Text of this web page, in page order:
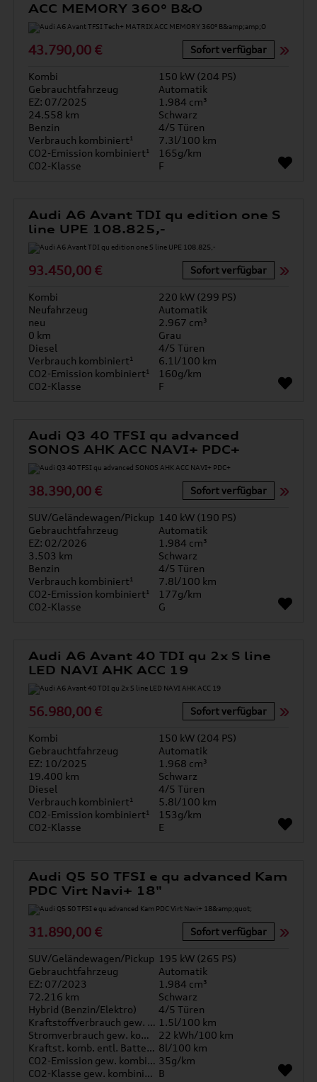
ACC MEMORY 360° B&O
43.790,00 € Sofort verfügbar
Kombi
150 kW (204 PS)
Gebrauchtfahrzeug
Automatik
EZ: 07/2025
1.984 cm³
24.558 km
Schwarz
Benzin
4/5 Türen
Verbrauch kombiniert¹
7.3l/100 km
CO2-Emission kombiniert¹
165g/km
CO2-Klasse
F
Audi A6 Avant TDI qu edition one S
line UPE 108.825,-
93.450,00 € Sofort verfügbar
Kombi
220 kW (299 PS)
Neufahrzeug
Automatik
neu
2.967 cm³
0 km
Grau
Diesel
4/5 Türen
Verbrauch kombiniert¹
6.1l/100 km
CO2-Emission kombiniert¹
160g/km
CO2-Klasse
F
Audi Q3 40 TFSI qu advanced
SONOS AHK ACC NAVI+ PDC+
38.390,00 € Sofort verfügbar
SUV/Geländewagen/Pickup 140 kW (190 PS)
Gebrauchtfahrzeug
Automatik
EZ: 02/2026
1.984 cm³
3.503 km
Schwarz
Benzin
4/5 Türen
Verbrauch kombiniert¹
7.8l/100 km
CO2-Emission kombiniert¹
177g/km
CO2-Klasse
G
Audi A6 Avant 40 TDI qu 2x S line
LED NAVI AHK ACC 19
56.980,00 € Sofort verfügbar
Kombi
150 kW (204 PS)
Gebrauchtfahrzeug
Automatik
EZ: 10/2025
1.968 cm³
19.400 km
Schwarz
Diesel
4/5 Türen
Verbrauch kombiniert¹
5.8l/100 km
CO2-Emission kombiniert¹
153g/km
CO2-Klasse
E
Audi Q5 50 TFSI e qu advanced Kam
PDC Virt Navi+ 18"
31.890,00 € Sofort verfügbar
SUV/Geländewagen/Pickup 195 kW (265 PS)
Gebrauchtfahrzeug
Automatik
EZ: 07/2023
1.984 cm³
72.216 km
Schwarz
Hybrid (Benzin/Elektro)
4/5 Türen
Kraftstoffverbrauch gew. kombiniert 1.5l/100 km
Stromverbrauch gew. kombiniert
22 kWh/100 km
Kraftst. komb. entl. Batterie 8l/100 km
CO2-Emission gew. kombiniert 35g/km
CO2-Klasse gew. kombiniert B